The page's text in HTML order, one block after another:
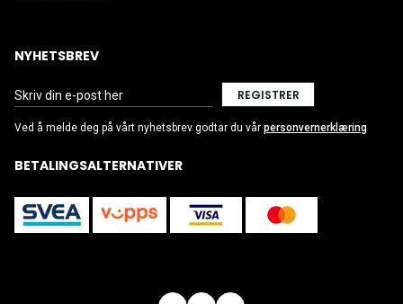
NYHETSBREV
REGISTRER
Ved å melde deg på vårt nyhetsbrev godtar du vår personvernerklæring
BETALINGSALTERNATIVER